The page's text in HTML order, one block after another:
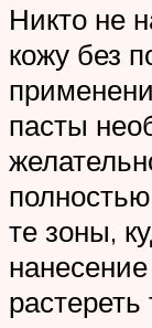
Никто не
кожу без
пасты
те зоны,